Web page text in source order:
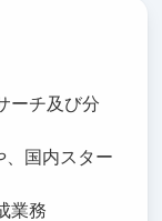
ーチ及び分
、国内スター
業務